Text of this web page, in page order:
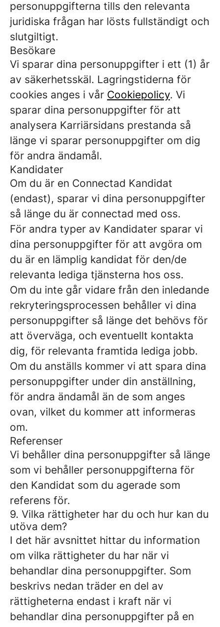
personuppgifterna tills den relevanta
juridiska frågan har lösts fullständigt och
slutgiltigt.
Besökare
Vi sparar dina personuppgifter i ett (1) år
av säkerhetsskäl. Lagringstiderna för
cookies anges i vår Cookiepolicy. Vi
sparar dina personuppgifter för att
analysera Karriärsidans prestanda så
länge vi sparar personuppgifter om dig
för andra ändamål.
Kandidater
Om du är en Connectad Kandidat
(endast), sparar vi dina personuppgifter
så länge du är connectad med oss.
För andra typer av Kandidater sparar vi
dina personuppgifter för att avgöra om
du är en lämplig kandidat för den/de
relevanta lediga tjänsterna hos oss.
Om du inte går vidare från den inledande
rekryteringsprocessen behåller vi dina
personuppgifter så länge det behövs för
att överväga, och eventuellt kontakta
dig, för relevanta framtida lediga jobb.
Om du anställs kommer vi att spara dina
personuppgifter under din anställning,
för andra ändamål än de som anges
ovan, vilket du kommer att informeras
om.
Referenser
Vi behåller dina personuppgifter så länge
som vi behåller personuppgifterna för
den Kandidat som du agerade som
referens för.
9. Vilka rättigheter har du och hur kan du
utöva dem?
I det här avsnittet hittar du information
om vilka rättigheter du har när vi
behandlar dina personuppgifter. Som
beskrivs nedan träder en del av
rättigheterna endast i kraft när vi
behandlar dina personuppgifter på en